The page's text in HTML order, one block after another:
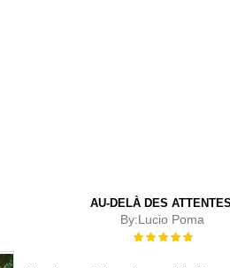
AU-DELÀ DES ATTENTES
By:Lucio Poma
Évaluation :